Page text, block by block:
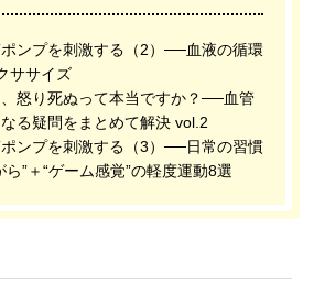
ンプを刺激する（2）──血液の循環
ササイズ
怒り死ぬって本当ですか？──血管
る疑問をまとめて解決 vol.2
ンプを刺激する（3）──日常の習慣
ら”＋“ゲーム感覚”の軽度運動8選